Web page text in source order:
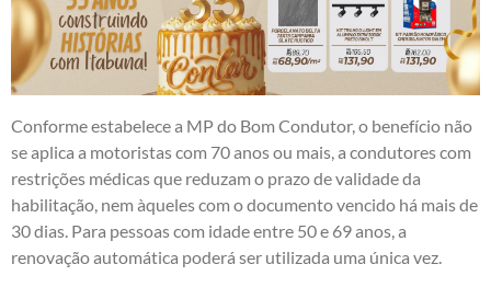
Conforme estabelece a MP do Bom Condutor, o benefício não
se aplica a motoristas com 70 anos ou mais, a condutores com
restrições médicas que reduzam o prazo de validade da
habilitação, nem àqueles com o documento vencido há mais de
30 dias. Para pessoas com idade entre 50 e 69 anos, a
renovação automática poderá ser utilizada uma única vez.